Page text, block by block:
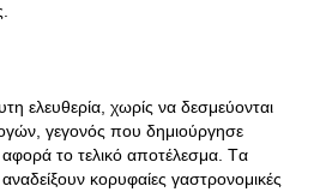
ελευθερία, χωρίς να δεσμεύονται
γεγονός που δημιούργησε
αφορά το τελικό αποτέλεσμα. Tα
κορυφαίες γαστρονομικές